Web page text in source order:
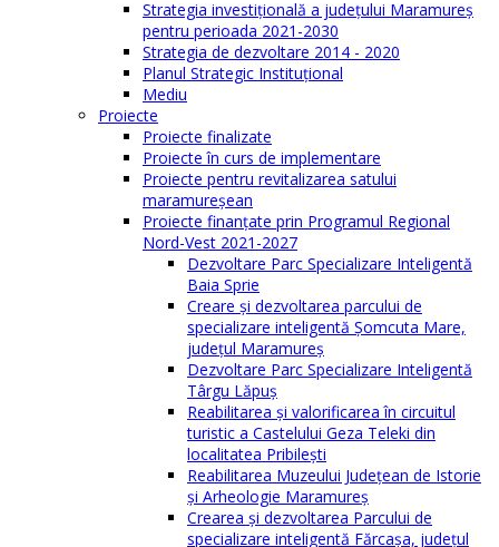
Strategia investiţională a județului Maramureș
pentru perioada 2021-2030
Strategia de dezvoltare 2014 - 2020
Planul Strategic Instituţional
Mediu
Proiecte
Proiecte finalizate
Proiecte în curs de implementare
Proiecte pentru revitalizarea satului
maramureşean
Proiecte finanțate prin Programul Regional
Nord-Vest 2021-2027
Dezvoltare Parc Specializare Inteligentă
Baia Sprie
Creare și dezvoltarea parcului de
specializare inteligentă Șomcuta Mare,
județul Maramureș
Dezvoltare Parc Specializare Inteligentă
Târgu Lăpuș
Reabilitarea și valorificarea în circuitul
turistic a Castelului Geza Teleki din
localitatea Pribilești
Reabilitarea Muzeului Județean de Istorie
și Arheologie Maramureș
Crearea și dezvoltarea Parcului de
specializare inteligentă Fărcașa, județul